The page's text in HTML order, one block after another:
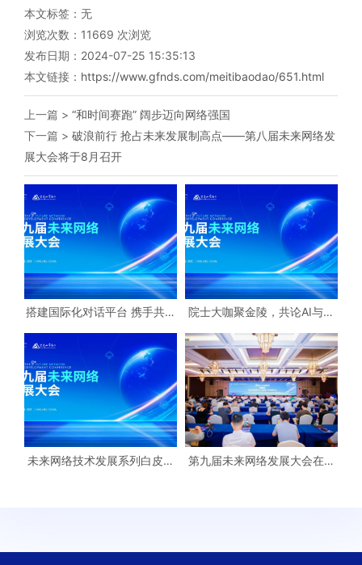
本文标签：无
浏览次数： 11669 次浏览
发布日期：2024-07-25 15:35:13
本文链接： https://www.gfnds.com/meitibaodao/651.html
上一篇 > “和时间赛跑” 阔步迈向网络强国
下一篇 > 破浪前行 抢占未来发展制高点——第八届未来网络发
展大会将于8月召开
搭建国际化对话平台 携手共创
坛 彰显未来网络发展大会丰硕
成果
院士大咖聚金陵，共论AI与未
未来网络技术发展系列白皮书
第九届未来网络发展大会在宁